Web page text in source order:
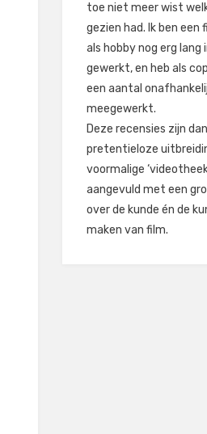
toe niet meer wist
gezien had. Ik ben een
als hobby nog erg lang
gewerkt, en heb als
een aantal
meegewerkt.
Deze recensies zijn
pretentieloze
voormalige
aangevuld met een
over de kunde én de
maken van film.